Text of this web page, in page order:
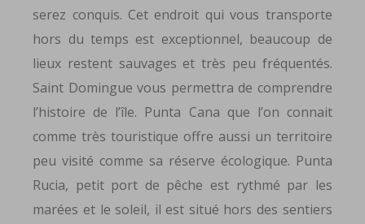
serez conquis. Cet endroit qui vous transporte
hors du temps est exceptionnel, beaucoup de
lieux restent sauvages et très peu fréquentés.
Saint Domingue vous permettra de comprendre
l’histoire de l’île. Punta Cana que l’on connait
comme très touristique offre aussi un territoire
peu visité comme sa réserve écologique. Punta
Rucia, petit port de pêche est rythmé par les
marées et le soleil, il est situé hors des sentiers